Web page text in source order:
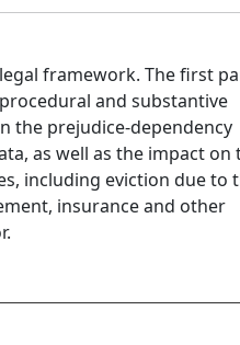
framework. The first
and substantive
the prejudice-dependency
as well as the impact on
including eviction due to
insurance and other